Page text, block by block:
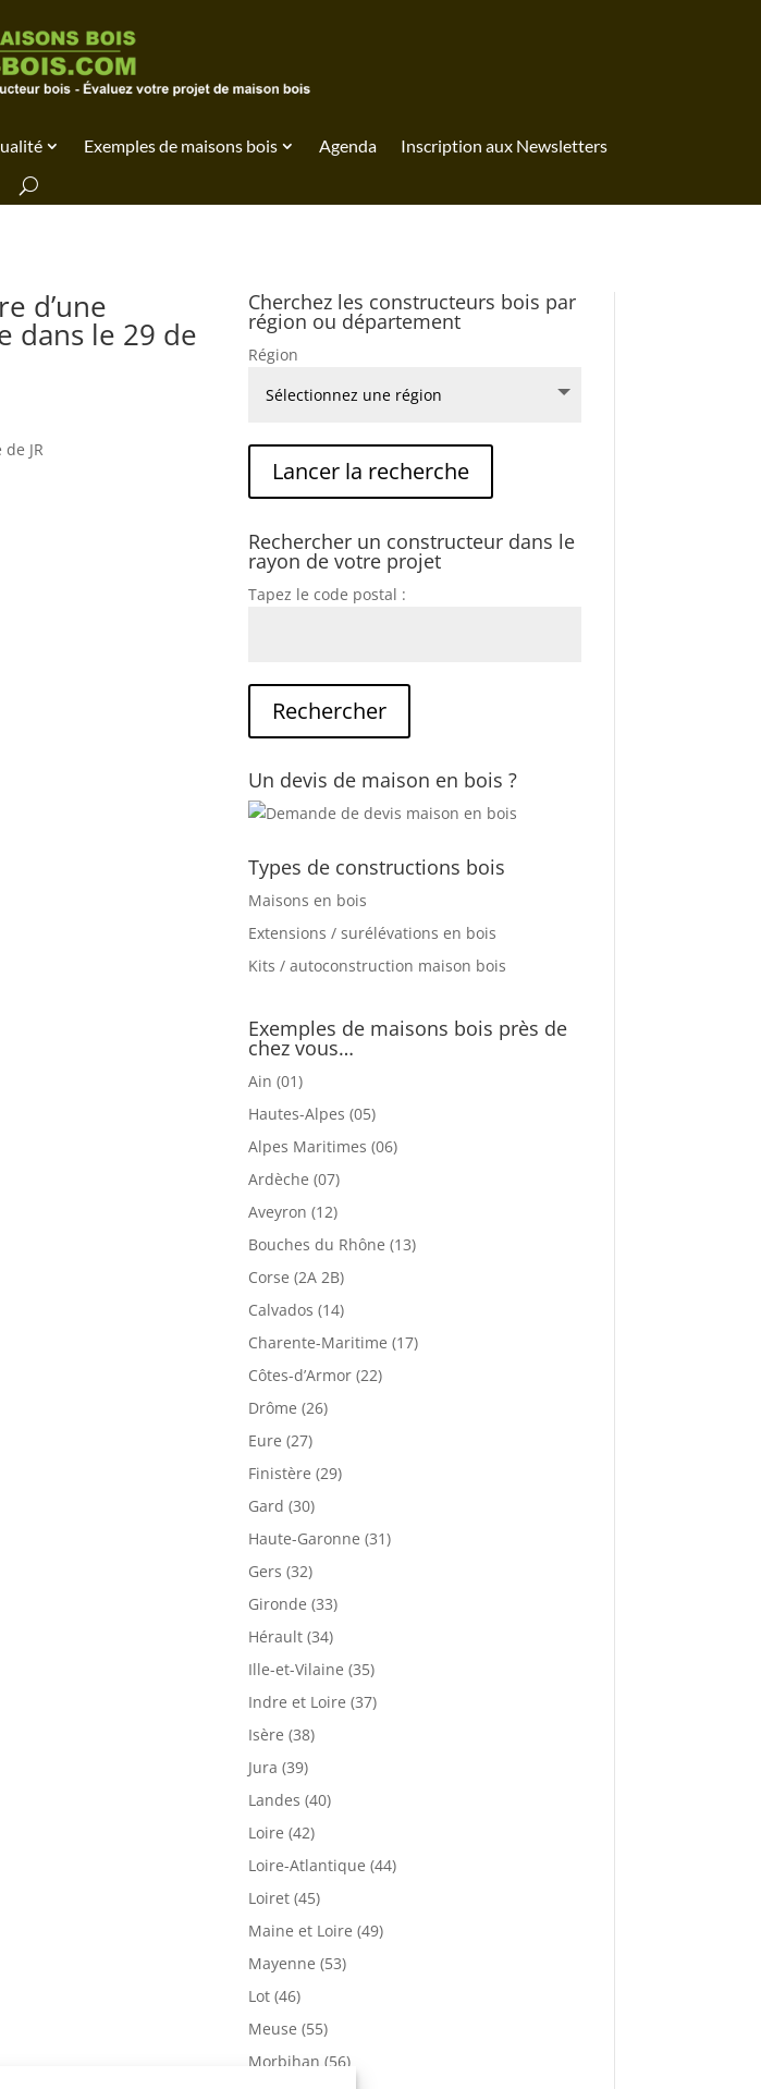
Exemples de maisons bois Agenda Inscription aux Newsletters
d’une
dans le 29 de
JR
Cherchez les constructeurs bois par
région ou département
Région
Rechercher un constructeur dans le
rayon de votre projet
Tapez le code postal :
Un devis de maison en bois ?
Types de constructions bois
Maisons en bois
Extensions / surélévations en bois
Kits / autoconstruction maison bois
Exemples de maisons bois près de
chez vous…
Ain (01)
Hautes-Alpes (05)
Alpes Maritimes (06)
Ardèche (07)
Aveyron (12)
Bouches du Rhône (13)
Corse (2A 2B)
Calvados (14)
Charente-Maritime (17)
Côtes-d’Armor (22)
Drôme (26)
Eure (27)
Finistère (29)
Gard (30)
Haute-Garonne (31)
Gers (32)
Gironde (33)
Hérault (34)
Ille-et-Vilaine (35)
Indre et Loire (37)
Isère (38)
Jura (39)
Landes (40)
Loire (42)
Loire-Atlantique (44)
Loiret (45)
Maine et Loire (49)
Mayenne (53)
Lot (46)
Meuse (55)
Morbihan (56)